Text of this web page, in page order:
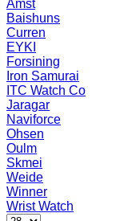
Amst
Baishuns
Curren
EYKI
Forsining
Iron Samurai
ITC Watch Co
Jaragar
Naviforce
Ohsen
Oulm
Skmei
Weide
Winner
Wrist Watch